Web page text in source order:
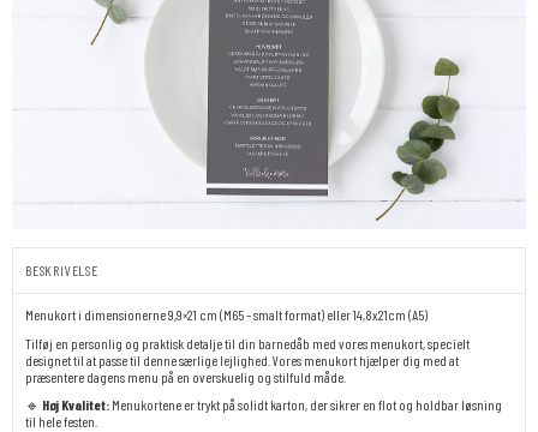
BESKRIVELSE
Menukort i dimensionerne 9,9×21 cm (M65 – smalt format) eller 14,8x21cm (A5)
Tilføj en personlig og praktisk detalje til din barnedåb med vores menukort, specielt
designet til at passe til denne særlige lejlighed. Vores menukort hjælper dig med at
præsentere dagens menu på en overskuelig og stilfuld måde.
🔹 Høj Kvalitet: Menukortene er trykt på solidt karton, der sikrer en flot og holdbar løsning
til hele festen.